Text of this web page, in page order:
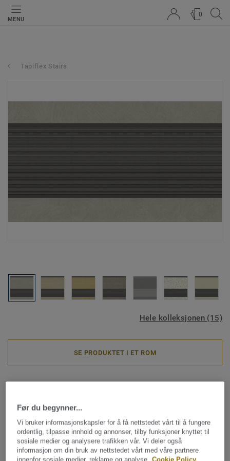
MENU
0
Tapiflex Stairs
Hele kolleksjonen (15)
SE PRODUKTET I ET ROM
Tapiflex Stairs - Esquisse Stairs
LIGHT GREY
Tapiflex Stairs er Tarketts heterogene vinylgulv for
trappehus. Kolleksjonen har fargetilpasset design som gjør
Før du begynner...
Vi bruker informasjonskapsler for å få nettstedet vårt til å fungere
ordentlig, tilpasse innhold og annonser, tilby funksjoner knyttet til
sosiale medier og analysere trafikken vår. Vi deler også
informasjon om din bruk av nettstedet vårt med våre partnere